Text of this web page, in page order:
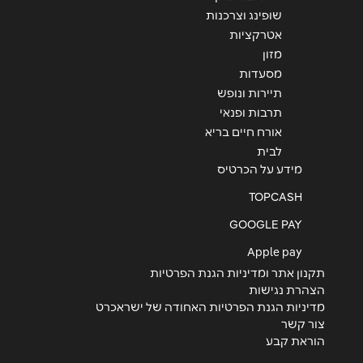
שופינג וצרכנות
אטרקציות
מזון
מסעדות
תיירות ונופש
תרבות ופנאי
אורח חיים בריא
לבית
מידע על הכרטיס
TOPCASH
GOOGLE PAY
Apple pay
תקנון אתר ומדיניות הגנת הפרטיות
הצהרת נגישות
מדיניות הגנת הפרטיות האחודה של ישראכרט
צור קשר
הוראת קבע